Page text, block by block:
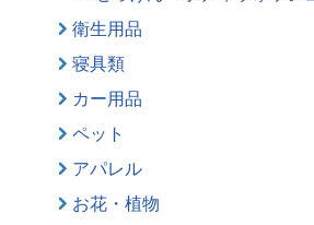
衛生用品
寝具類
カー用品
ペット
アパレル
お花・植物